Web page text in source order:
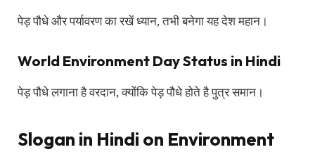
पेड़ पौधे और पर्यावरण का रखें ध्यान, तभी बनेगा यह देश महान।
World Environment Day Status in Hindi
पेड़ पौधे लगाना है वरदान, क्योंकि पेड़ पौधे होते है पुत्र समान।
Slogan in Hindi on Environment